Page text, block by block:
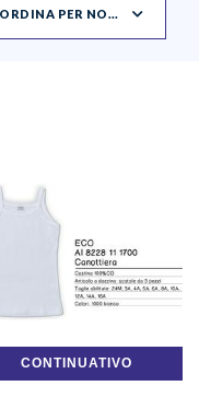
ORDINA PER NOVITÀ
CONTINUATIVO